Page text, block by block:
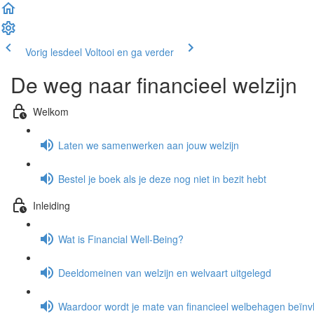
Vorig lesdeel Voltooi en ga verder
De weg naar financieel welzijn
Welkom
Laten we samenwerken aan jouw welzijn
Bestel je boek als je deze nog niet in bezit hebt
Inleiding
Wat is Financial Well-Being?
Deeldomeinen van welzijn en welvaart uitgelegd
Waardoor wordt je mate van financieel welbehagen